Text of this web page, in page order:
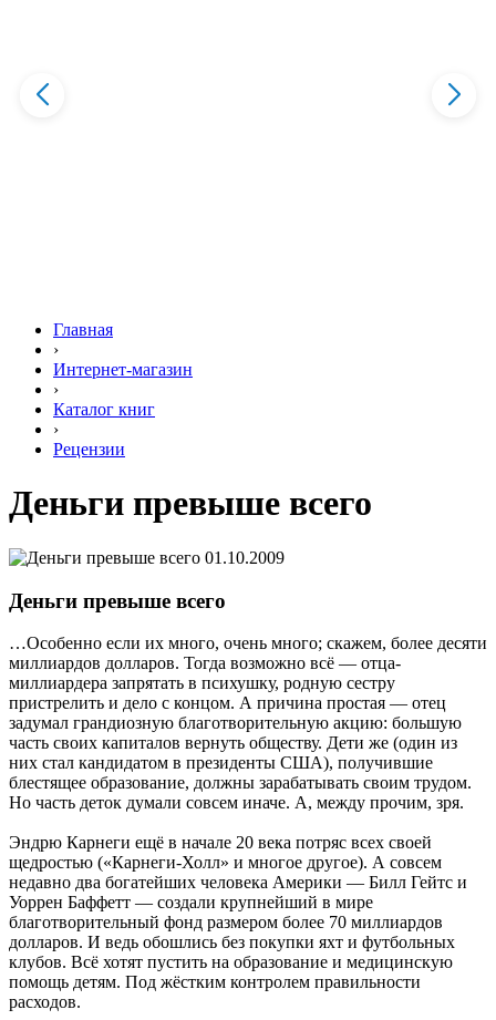
Главная
›
Интернет-магазин
›
Каталог книг
›
Рецензии
Деньги превыше всего
01.10.2009
Деньги превыше всего
…Особенно если их много, очень много; скажем, более десяти
миллиардов долларов. Тогда возможно всё — отца-
миллиардера запрятать в психушку, родную сестру
пристрелить и дело с концом. А причина простая — отец
задумал грандиозную благотворительную акцию: большую
часть своих капиталов вернуть обществу. Дети же (один из
них стал кандидатом в президенты США), получившие
блестящее образование, должны зарабатывать своим трудом.
Но часть деток думали совсем иначе. А, между прочим, зря.
Эндрю Карнеги ещё в начале 20 века потряс всех своей
щедростью («Карнеги-Холл» и многое другое). А совсем
недавно два богатейших человека Америки — Билл Гейтс и
Уоррен Баффетт — создали крупнейший в мире
благотворительный фонд размером более 70 миллиардов
долларов. И ведь обошлись без покупки яхт и футбольных
клубов. Всё хотят пустить на образование и медицинскую
помощь детям. Под жёстким контролем правильности
расходов.